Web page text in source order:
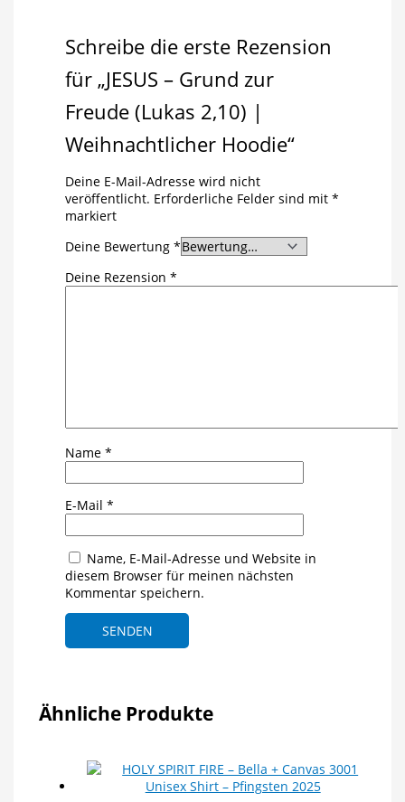
Schreibe die erste Rezension
für „JESUS – Grund zur
Freude (Lukas 2,10) |
Weihnachtlicher Hoodie“
Deine E-Mail-Adresse wird nicht
veröffentlicht. Erforderliche Felder sind mit *
markiert
Deine Bewertung *
Deine Rezension *
Name *
E-Mail *
Name, E-Mail-Adresse und Website in
diesem Browser für meinen nächsten
Kommentar speichern.
Ähnliche Produkte